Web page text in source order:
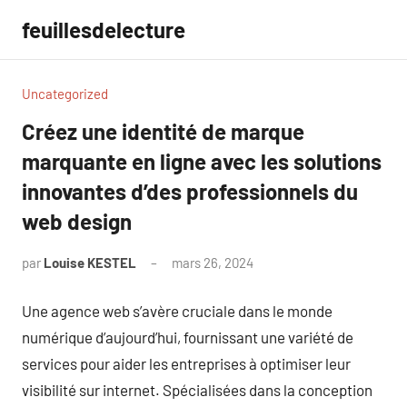
contenu
feuillesdelecture
Uncategorized
Créez une identité de marque
marquante en ligne avec les solutions
innovantes d’des professionnels du
web design
par Louise KESTEL mars 26, 2024
Une agence web s’avère cruciale dans le monde
numérique d’aujourd’hui, fournissant une variété de
services pour aider les entreprises à optimiser leur
visibilité sur internet. Spécialisées dans la conception